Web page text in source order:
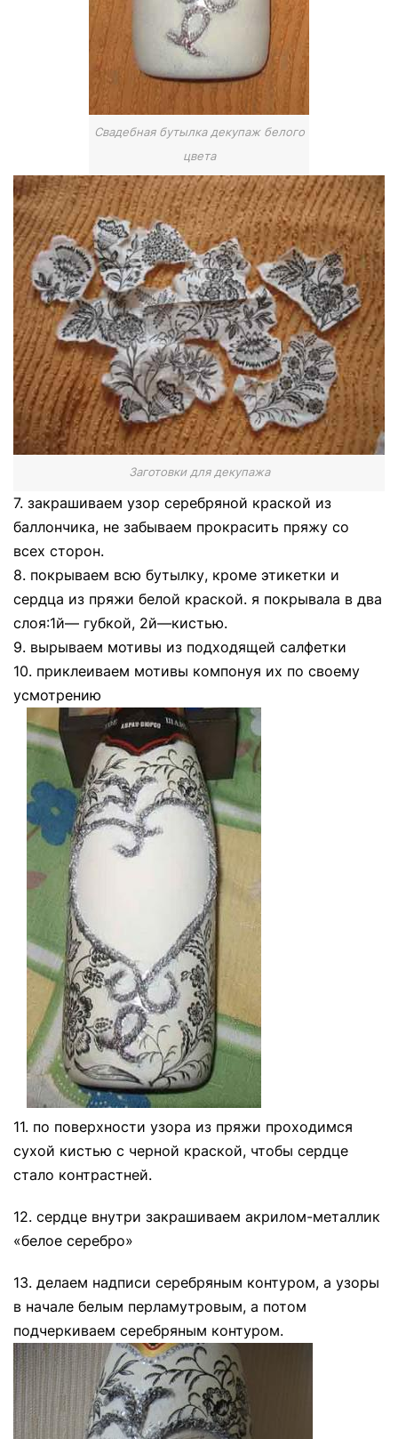
Свадебная бутылка декупаж белого
цвета
Заготовки для декупажа
7. закрашиваем узор серебряной краской из
баллончика, не забываем прокрасить пряжу со
всех сторон.
8. покрываем всю бутылку, кроме этикетки и
сердца из пряжи белой краской. я покрывала в два
слоя:1й— губкой, 2й—кистью.
9. вырываем мотивы из подходящей салфетки
10. приклеиваем мотивы компонуя их по своему
усмотрению
11. по поверхности узора из пряжи проходимся
сухой кистью с черной краской, чтобы сердце
стало контрастней.
12. сердце внутри закрашиваем акрилом-металлик
«белое серебро»
13. делаем надписи серебряным контуром, а узоры
в начале белым перламутровым, а потом
подчеркиваем серебряным контуром.